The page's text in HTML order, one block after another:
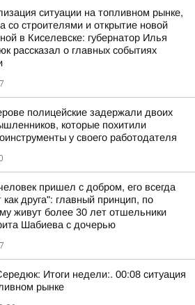
ситуации на топливном рынке,
со строителями и открытие новой
в Киселевске: губернатор Илья
рассказал о главных событиях
полицейские задержали двоих
которые похитили
у своего работодателя
пришел с добром, его всегда
как друга": главный принцип, по
живут более 30 лет отшельники
Шабиева с дочерью
Итоги недели:. 00:08 ситуация
рынке